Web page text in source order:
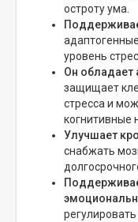
остроту ума.
уровень
Он обладает
защищает
стресса и
когнитивные
Улучшает
снабжать